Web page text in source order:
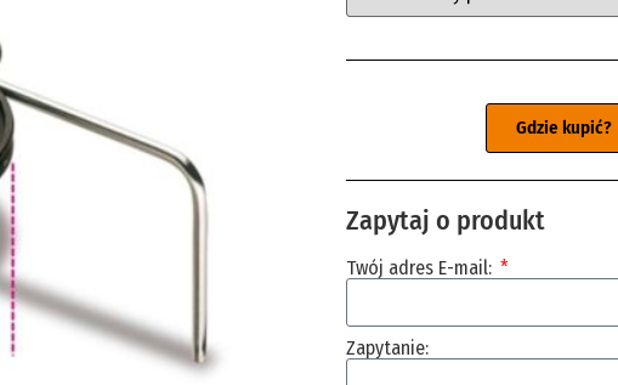
Gdzie kupić?
Zapytaj o produkt
Twój adres E-mail:
Zapytanie: